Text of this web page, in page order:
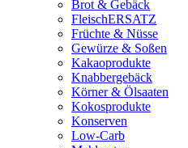
Brot & Gebäck
FleischERSATZ
Früchte & Nüsse
Gewürze & Soßen
Kakaoprodukte
Knabbergebäck
Körner & Ölsaaten
Kokosprodukte
Konserven
Low-Carb